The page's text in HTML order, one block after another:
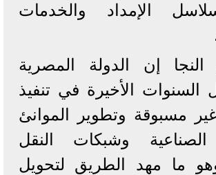
الإمداد والخدمات
النجا إن الدولة المصرية
الأخيرة في تنفيذ
غير مسبوقة وتطوير الموانئ
الصناعية وشبكات النقل
ما مهد الطريق لتحويل